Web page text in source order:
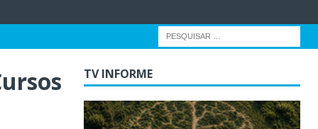
TV INFORME